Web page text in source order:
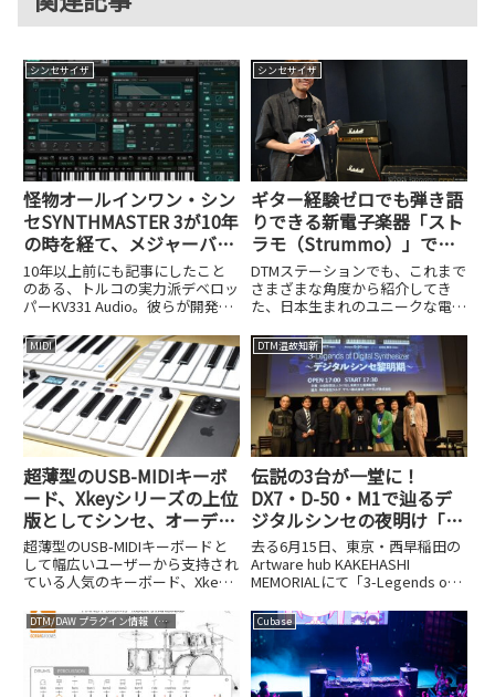
シンセサイザ
怪物オールインワン・シン
セSYNTHMASTER 3が10年
の時を経て、メジャーバー
ジョンアップ！
10年以上前にも記事にしたこと
のある、トルコの実力派デベロッ
パーKV331 Audio。彼らが開発す
倒的なコストパフォーマンスと、
アナログからウェーブテーブルま
で網羅する懐の深さで、世界中の
ユーザーに愛...
シンセサイザ
ギター経験ゼロでも弾き語
りできる新電子楽器「スト
ラモ（Strummo）」でア
ンプシミュレーターがもっ
と楽しくなる!?
DTMステーションでも、これまで
さまざまな角度から紹介してき
た、日本生まれのユニークな電子
（InstaChord）。そのインスタコ
ードの姉妹製品として、ギターが
弾けなくても弾き語りができてし
まう新製品、ストラモ（Stru...
MIDI
超薄型のUSB-MIDIキーボ
ード、Xkeyシリーズの上位
版としてシンセ、オーディ
オ/MIDIインターフェイス
内蔵のXsynthが仲間入り
超薄型のUSB-MIDIキーボードと
して幅広いユーザーから支持され
ている人気のキーボード、Xkey
経過する中で、25鍵に加えて37
鍵が登場したり、それぞれに
Bluetooth-MIDI対応のXkey Airが
登...
DTM温故知新
伝説の3台が一堂に！
DX7・D-50・M1で辿るデ
ジタルシンセの夜明け「3-
Legends of Digital
Synthesizer～デジタルシ
ンセ黎明期～」レポート
去る6月15日、東京・西早稲田の
Artware hub KAKEHASHI
MEMORIALにて「3-Legends of
ンセ黎明期～」というユニークな
イベントが開催されました。これ
は公益...
DTM/DAW プラグイン情報（VST AU AAX） Cubase